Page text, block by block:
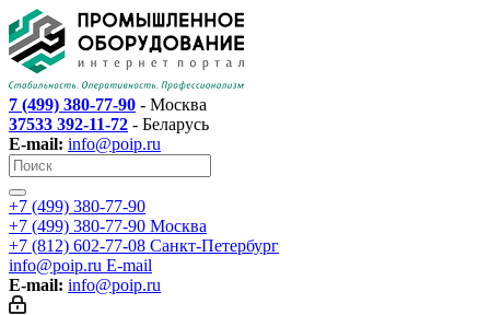
7 (499) 380-77-90 - Москва
37533 392-11-72 - Беларусь
E-mail: info@poip.ru
+7 (499) 380-77-90
+7 (499) 380-77-90 Москва
+7 (812) 602-77-08 Санкт-Петербург
info@poip.ru E-mail
E-mail: info@poip.ru